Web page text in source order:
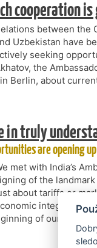
cooperation
between the
Uzbekistan have
seeking
the
Berlin, about
in truly
are opening
met with India’s
of the
about tariffs or
integration,
of our